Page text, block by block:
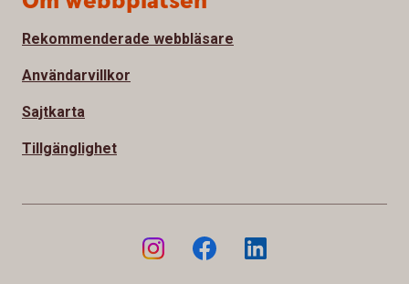
Rekommenderade webbläsare
Användarvillkor
Sajtkarta
Tillgänglighet